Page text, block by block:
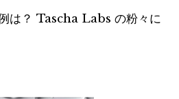
は？ Tascha Labs の粉々に